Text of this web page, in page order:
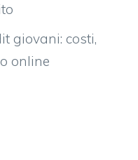
giovani: costi,
online